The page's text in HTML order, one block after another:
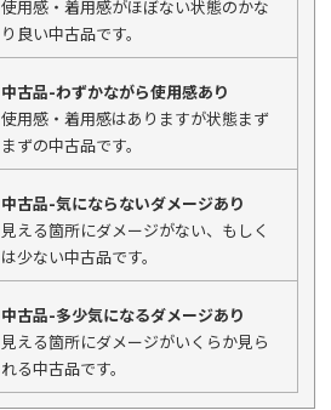
使用感・着用感がほぼない状態のかな
り良い中古品です。
中古品-わずかながら使用感あり
使用感・着用感はありますが状態まず
まずの中古品です。
中古品-気にならないダメージあり
見える箇所にダメージがない、もしく
は少ない中古品です。
中古品-多少気になるダメージあり
見える箇所にダメージがいくらか見ら
れる中古品です。